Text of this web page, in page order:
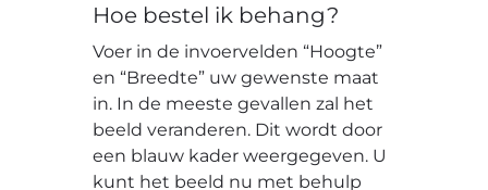
Hoe bestel ik behang?
Voer in de invoervelden “Hoogte”
en “Breedte” uw gewenste maat
in. In de meeste gevallen zal het
beeld veranderen. Dit wordt door
een blauw kader weergegeven. U
kunt het beeld nu met behulp